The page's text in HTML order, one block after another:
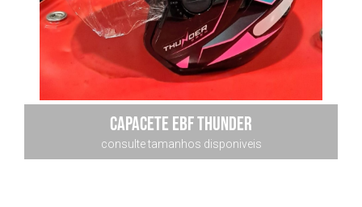
capacete ebf thunder
consulte tamanhos disponiveis